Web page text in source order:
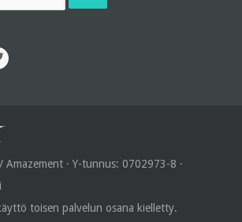
· Y-tunnus: 0702973-8 ·
toisen palvelun osana kielletty.